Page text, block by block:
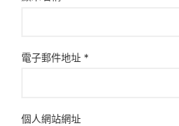
電子郵件地址 *
個人網站網址